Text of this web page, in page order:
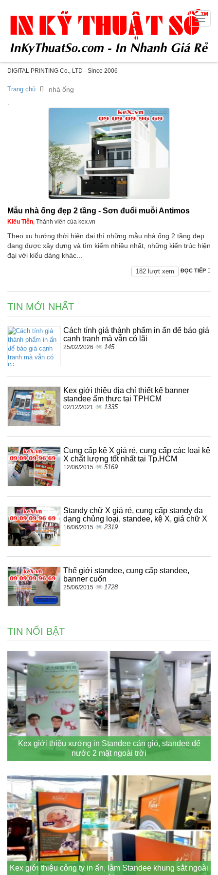
DIGITAL PRINTING Co., LTD - Since 2006
Toggle
Trang chủ nhà ống
.
Mẫu nhà ống đẹp 2 tầng - Sơn đuổi muỗi Antimos
Kiều Tiên, Thành viên của kex.vn
Theo xu hướng thời hiện đại thì những mẫu nhà ống 2 tầng đẹp
đang được xây dựng và tìm kiếm nhiều nhất, những kiến trúc hiện
đại với kiểu dáng khác...
ĐỌC TIẾP
182 lượt xem
TIN MỚI NHẤT
Cách tính giá thành phẩm in ấn để báo giá
cạnh tranh mà vẫn có lãi
25/02/2026 145
Kex giới thiệu địa chỉ thiết kế banner
standee ẩm thực tại TPHCM
02/12/2021 1335
Cung cấp kệ X giá rẻ, cung cấp các loại kệ
X chất lượng tốt nhất tại Tp.HCM
12/06/2015 5169
Standy chữ X giá rẻ, cung cấp standy đa
dạng chủng loại, standee, kệ X, giá chữ X
16/06/2015 2319
Thế giới standee, cung cấp standee,
banner cuốn
25/06/2015 1728
TIN NỔI BẬT
Kex giới thiệu xưởng in Standee cản gió, standee đế
nước 2 mặt ngoài trời
Kex giới thiệu công ty in ấn, làm Standee khung sắt ngoài